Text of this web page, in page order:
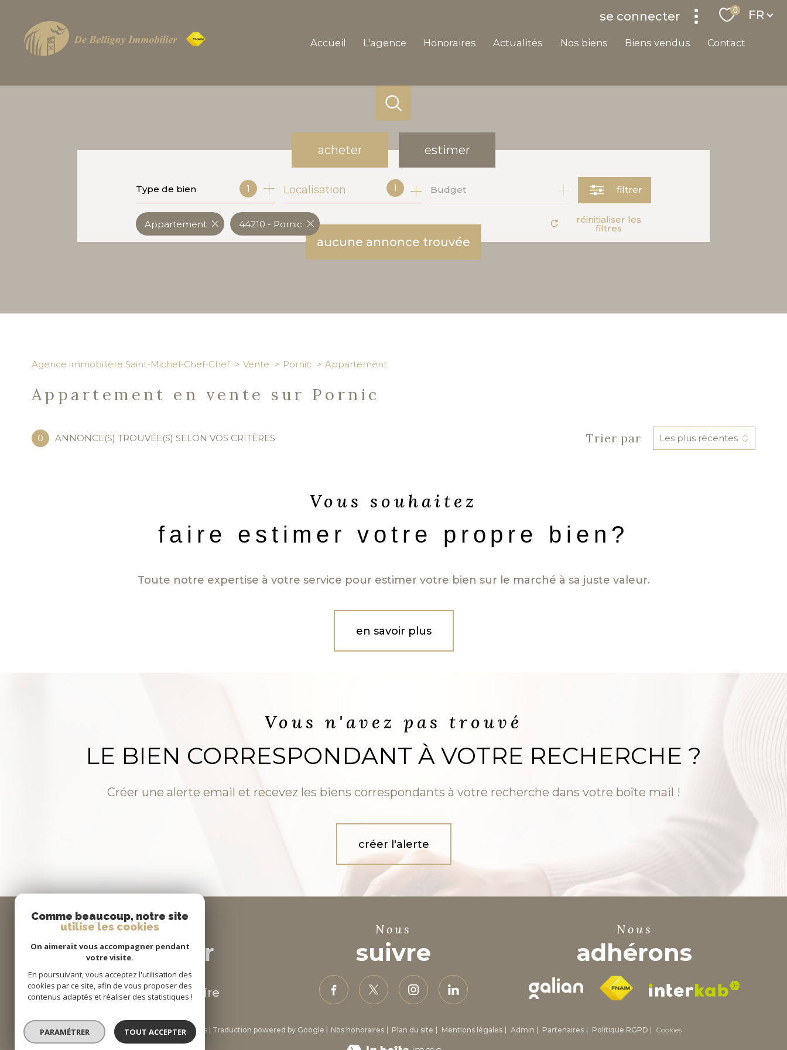
se connecter 0 FR
accueil l'agence honoraires actualités nos biens biens vendus contact
acheter
de l'ancien
estimer
Type de bien 1 1
Localisation Budget filtrer
aucune annonce trouvée
Appartement 44210 - Pornic réinitialiser les
filtres
Agence immobilière Saint-Michel-Chef-Chef Vente Pornic Appartement
Appartement en vente sur Pornic
0 ANNONCE(S) TROUVÉE(S) SELON VOS CRITÈRES Trier par Les plus récentes
Vous souhaitez
faire estimer votre propre bien?
Toute notre expertise à votre service pour estimer votre bien sur le marché à sa juste valeur.
en savoir plus
Vous n'avez pas trouvé
LE BIEN CORRESPONDANT À VOTRE RECHERCHE ?
Créer une alerte email et recevez les biens correspondants à votre recherche dans votre boîte mail !
créer l'alerte
se
connecter
espace propriétaire
nous
suivre
nous
adhérons
© 2026 | Tous droits réservés | Traduction powered by Google | Nos honoraires Plan du site Mentions légales Admin Partenaires Politique RGPD Cookies
Comme beaucoup, notre site
utilise les cookies
On aimerait vous accompagner pendant
votre visite.
En poursuivant, vous acceptez l'utilisation des
cookies par ce site, afin de vous proposer des
contenus adaptés et réaliser des statistiques !
PARAMÉTRER TOUT ACCEPTER